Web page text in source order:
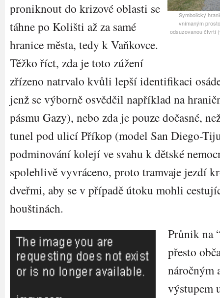
Symbolický
vnímaným
odsuzovanou čtvrtí
proniknout do krizové oblasti se
táhne po Kolišti až za samé
hranice města, tedy k Vaňkovce.
Těžko říct, zda je toto zúžení
zřízeno natrvalo kvůli lepší identifikaci
jenž se výborně osvědčil například na
pásmu Gazy), nebo zda je pouze dočasné,
tunel pod ulicí Příkop (model San Diego-
podminování kolejí ve svahu k dětské
spolehlivě vyvráceno, proto tramvaje jezdí
dveřmi, aby se v případě útoku mohli
houštinách.
Průnik na
přesto
náročným
výstupem